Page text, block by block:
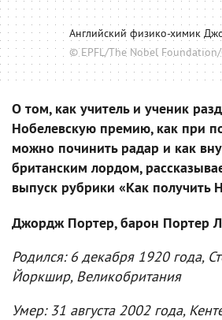
Английский физико-химик
© EPFL/The Nobel
О том, как учитель и ученик
Нобелевскую премию, как при
можно починить радар и как
британским лордом,
выпуск рубрики «Как получить
Джордж Портер, барон Портер
Родился: 6 декабря 1920 года,
Йоркшир, Великобритания
Умер: 31 августа 2002 года,